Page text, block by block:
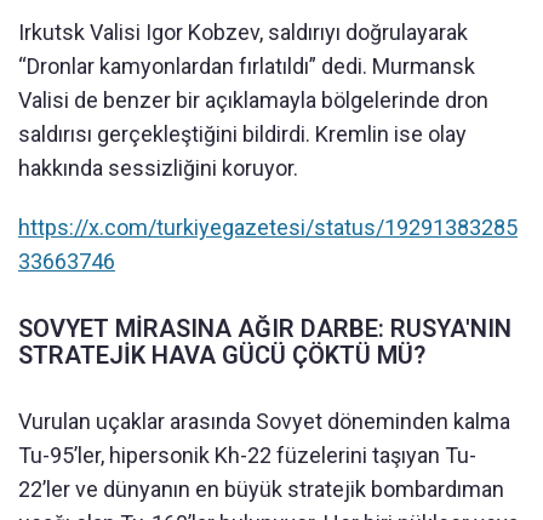
Irkutsk Valisi Igor Kobzev, saldırıyı doğrulayarak
“Dronlar kamyonlardan fırlatıldı” dedi. Murmansk
Valisi de benzer bir açıklamayla bölgelerinde dron
saldırısı gerçekleştiğini bildirdi. Kremlin ise olay
hakkında sessizliğini koruyor.
https://x.com/turkiyegazetesi/status/19291383285
33663746
SOVYET MİRASINA AĞIR DARBE: RUSYA'NIN
STRATEJİK HAVA GÜCÜ ÇÖKTÜ MÜ?
Vurulan uçaklar arasında Sovyet döneminden kalma
Tu-95’ler, hipersonik Kh-22 füzelerini taşıyan Tu-
22’ler ve dünyanın en büyük stratejik bombardıman